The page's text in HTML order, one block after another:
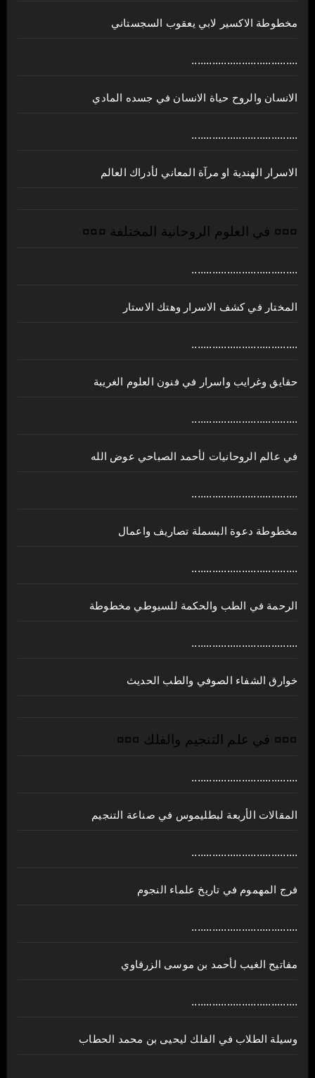
مخطوطة الاكسير لابي يعقوب السجستاني
....................................
الانسان والروح حياة الانسان في جسده المادي
....................................
الاسرار الهندية او مرآة المعاني لأدراك العالم
¤¤¤ في العلوم الروحانية المختلفة ¤¤¤
....................................
المختار في كشف الاسرار وهتك الاستار
....................................
حقايق وغرايب واسرار في فنون العلوم الغريبة
....................................
في عالم الروحانيات لأحمد الصباحي عوض الله
....................................
مخطوطة دعوة البسملة تصاريف واعمال
....................................
الرحمة في الطب والحكمة للسيوطي مخطوطة
....................................
خوارق الشفاء الصوفي والطب الحديث
¤¤¤ في علم التنجيم والفلك ¤¤¤
....................................
المقالات الأربعة لبطليموس في صناعة التنجيم
....................................
فرج المهموم في تاريخ علماء النجوم
....................................
مفاتيح الغيب لأحمد بن موسى الزرقاوي
....................................
وسيلة الطلاب في الفلك ليحيى بن محمد الحطاب